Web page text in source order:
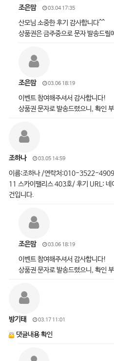
조은맘 03.04 17:35
산모님 소중한 후기 감사합니다^^
상품권은 금주중으로 문자 발송드릴
조은맘 03.06 18:19
이벤트 참여해주셔서 감사합니다!
상품권 문자로 발송드렸으니, 확인
조하나 03.05 14:59
이름:조하나 /연락처:010-3522-
11 스카이팰리스 403호/ 후기 URL: 네
건입니다.
조은맘 03.06 18:19
이벤트 참여해주셔서 감사합니다!
상품권 문자로 발송드렸으니, 확인
방기태 03.17 11:01
댓글내용 확인